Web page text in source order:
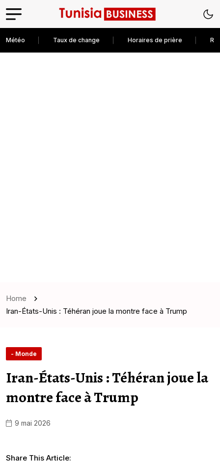
Météo Taux de change Horaires de prière
Home
Iran-États-Unis : Téhéran joue la montre face à Trump
- Monde
Iran-États-Unis : Téhéran joue la
montre face à Trump
9 mai 2026
Share This Article: